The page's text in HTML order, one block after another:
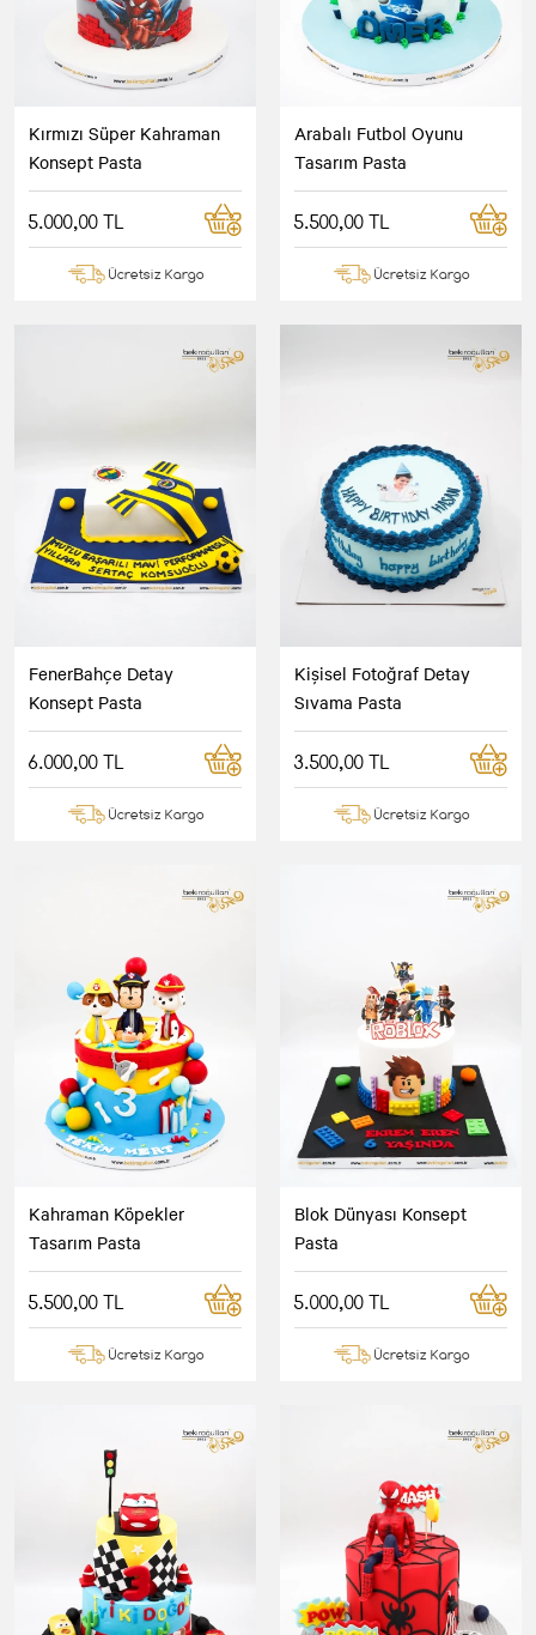
Kırmızı Süper Kahraman
Konsept Pasta
5.000,00 TL
Ücretsiz Kargo
Arabalı Futbol Oyunu
Tasarım Pasta
5.500,00 TL
Ücretsiz Kargo
FenerBahçe Detay
Konsept Pasta
6.000,00 TL
Ücretsiz Kargo
Kişisel Fotoğraf Detay
Sıvama Pasta
3.500,00 TL
Ücretsiz Kargo
Kahraman Köpekler
Tasarım Pasta
5.500,00 TL
Ücretsiz Kargo
Blok Dünyası Konsept
Pasta
5.000,00 TL
Ücretsiz Kargo